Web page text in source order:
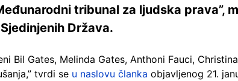
tribunal za ljudska prava”,
Država.
Bil Gates, Melinda Gates, Anthoni Fauci,
tvrdi se u naslovu članka objavljenog 21.